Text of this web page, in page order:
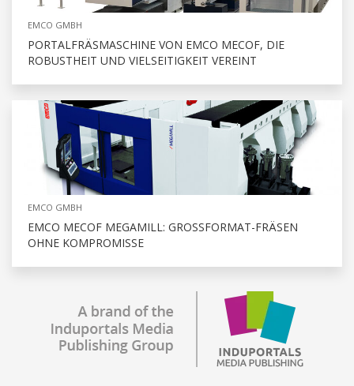
EMCO GMBH
PORTALFRÄSMASCHINE VON EMCO MECOF, DIE
ROBUSTHEIT UND VIELSEITIGKEIT VEREINT
EMCO GMBH
EMCO MECOF MEGAMILL: GROSSFORMAT-FRÄSEN O
HNE KOMPROMISSE